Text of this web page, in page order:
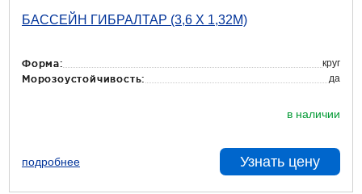
БАССЕЙН ГИБРАЛТАР (3,6 Х 1,32М)
Форма: круг
Морозоустойчивость: да
в наличии
подробнее Узнать цену